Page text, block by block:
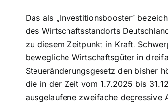
Das als „Investitionsbooster“
des Wirtschaftsstandorts
zu diesem Zeitpunkt in Kraft.
bewegliche Wirtschaftsgüter in
Steueränderungsgesetz den bisher
die in der Zeit vom 1.7.2025 bis
ausgelaufene zweifache degressive